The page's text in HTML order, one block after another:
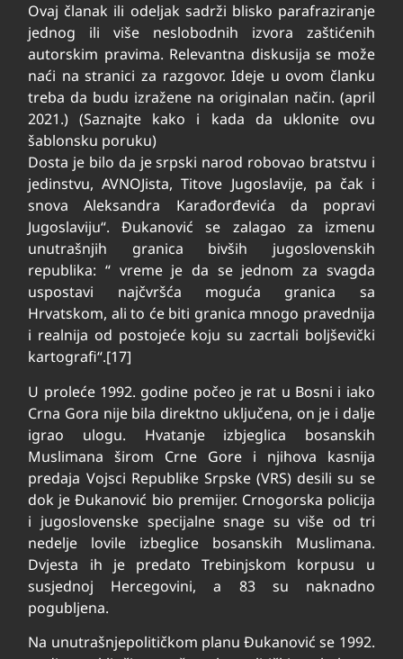
Ovaj članak ili odeljak sadrži blisko parafraziranje
jednog ili više neslobodnih izvora zaštićenih
autorskim pravima. Relevantna diskusija se može
naći na stranici za razgovor. Ideje u ovom članku
treba da budu izražene na originalan način. (april
2021.) (Saznajte kako i kada da uklonite ovu
šablonsku poruku)
Dosta je bilo da je srpski narod robovao bratstvu i
jedinstvu, AVNOJista, Titove Jugoslavije, pa čak i
snova Aleksandra Karađorđevića da popravi
Jugoslaviju“. Đukanović se zalagao za izmenu
unutrašnjih granica bivših jugoslovenskih
republika: “ vreme je da se jednom za svagda
uspostavi najčvršća moguća granica sa
Hrvatskom, ali to će biti granica mnogo pravednija
i realnija od postojeće koju su zacrtali boljševički
kartografi“.[17]
U proleće 1992. godine počeo je rat u Bosni i iako
Crna Gora nije bila direktno uključena, on je i dalje
igrao ulogu. Hvatanje izbjeglica bosanskih
Muslimana širom Crne Gore i njihova kasnija
predaja Vojsci Republike Srpske (VRS) desili su se
dok je Đukanović bio premijer. Crnogorska policija
i jugoslovenske specijalne snage su više od tri
nedelje lovile izbeglice bosanskih Muslimana.
Dvjesta ih je predato Trebinjskom korpusu u
susjednoj Hercegovini, a 83 su naknadno
pogubljena.
Na unutrašnjepolitičkom planu Đukanović se 1992.